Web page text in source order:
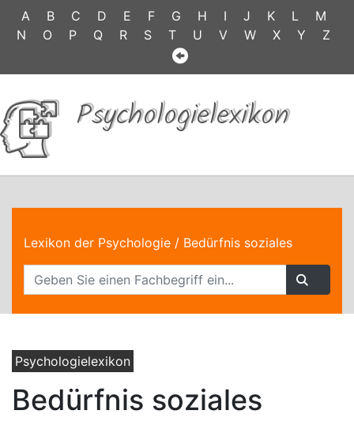
A B C D E F G H I J K L
M
N
O P Q R S T U V W X Y Z
Psychologielexikon
Lexikon der Psychologie / Bedürfnis soziales
Psychologielexikon
Bedürfnis soziales